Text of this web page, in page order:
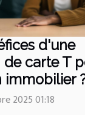
d'une
carte T
immobilier
2025 01:18